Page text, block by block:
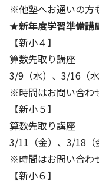
活動報告
お客様相談センター
メッセージアーカイ
※他塾へお通いの方
★新年度学習準備講
【新小４】
算数先取り講座
3/9（水）、3/16（水
※時間はお問い合わ
【新小５】
算数先取り講座
3/11（金）、3/18（
※時間はお問い合わ
【新小６】